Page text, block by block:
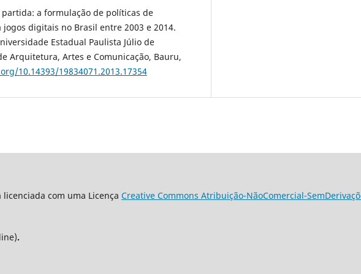
partida: a formulação de políticas de
digitais no Brasil entre 2003 e 2014.
Estadual Paulista Júlio de
Arquitetura, Artes e Comunicação, Bauru,
10.14393/19834071.2013.17354
licenciada com uma Licença Creative Commons Atribuição-NãoComercial-
.